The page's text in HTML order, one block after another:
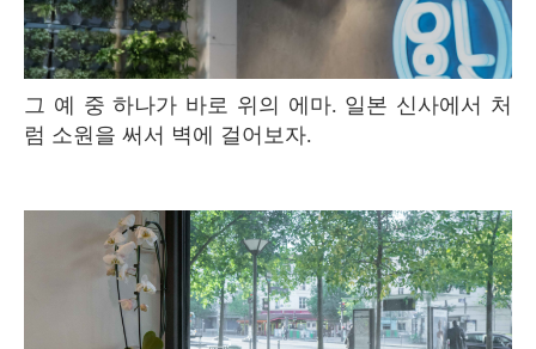
그 예 중 하나가 바로 위의 에마. 일본 신사에서 처
럼 소원을 써서 벽에 걸어보자.